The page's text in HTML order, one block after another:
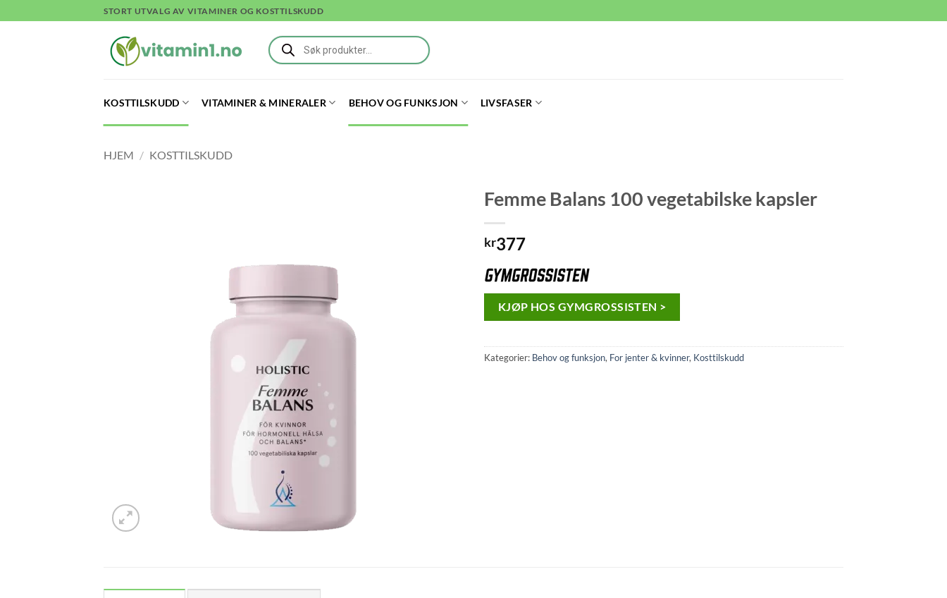
to
STORT UTVALG AV VITAMINER OG KOSTTILSKUDD
Products
search
KOSTTILSKUDD VITAMINER & MINERALER BEHOV OG FUNKSJON LIVSFASER
HJEM / KOSTTILSKUDD
Femme Balans 100 vegetabilske kapsler
kr377
KJØP HOS GYMGROSSISTEN >
Kategorier: Behov og funksjon, For jenter & kvinner, Kosttilskudd